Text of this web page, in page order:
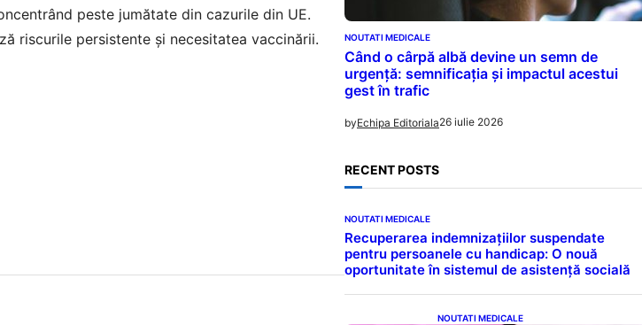
peste jumătate din cazurile din UE.
riscurile persistente și necesitatea vaccinării.
NOUTATI MEDICALE
Când o cârpă albă devine un semn de
urgență: semnificația și impactul acestui
gest în trafic
byEchipa Editoriala26 iulie 2026
RECENT POSTS
NOUTATI MEDICALE
Recuperarea indemnizațiilor suspendate
pentru persoanele cu handicap: O nouă
oportunitate în sistemul de asistență socială
NOUTATI MEDICALE